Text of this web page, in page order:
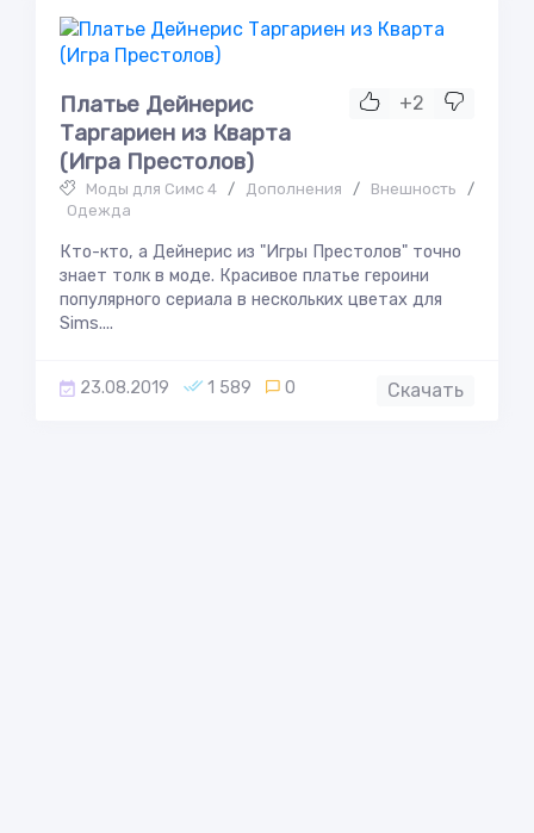
+2
Платье Дейнерис
Таргариен из Кварта
(Игра Престолов)
Моды для Симс 4 / Дополнения / Внешность
/
Одежда
Кто-кто, а Дейнерис из "Игры Престолов" точно
знает толк в моде. Красивое платье героини
популярного сериала в нескольких цветах для
Sims....
23.08.2019 1 589 0 Скачать